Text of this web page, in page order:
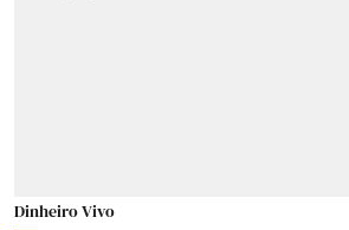
Dinheiro Vivo